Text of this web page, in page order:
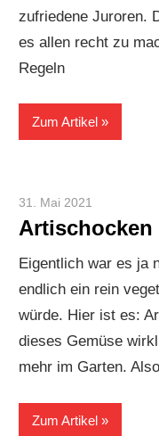
zufriedene Juroren.
es allen recht zu
Regeln
Zum Artikel
31. Mai 2021
Eigentlich war es ja
endlich ein rein
würde. Hier ist es:
dieses Gemüse
mehr im Garten.
Zum Artikel